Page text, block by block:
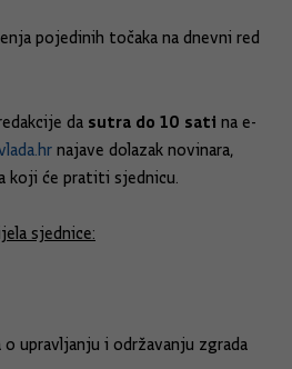
pojedinih točaka na dnevni red
da sutra do 10 sati na e-
najave dolazak novinara,
koji će pratiti sjednicu.
sjednice:
upravljanju i održavanju zgrada